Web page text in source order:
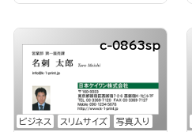
ビジネス スリムサイズ 写真入り
c-0863sp